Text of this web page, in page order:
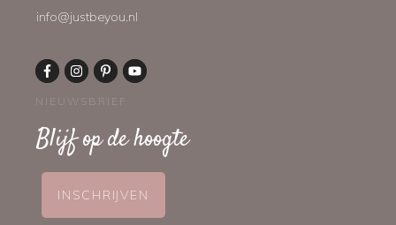
info@justbeyou.nl
NIEUWSBRIEF
Blijf op de hoogte
INSCHRIJVEN